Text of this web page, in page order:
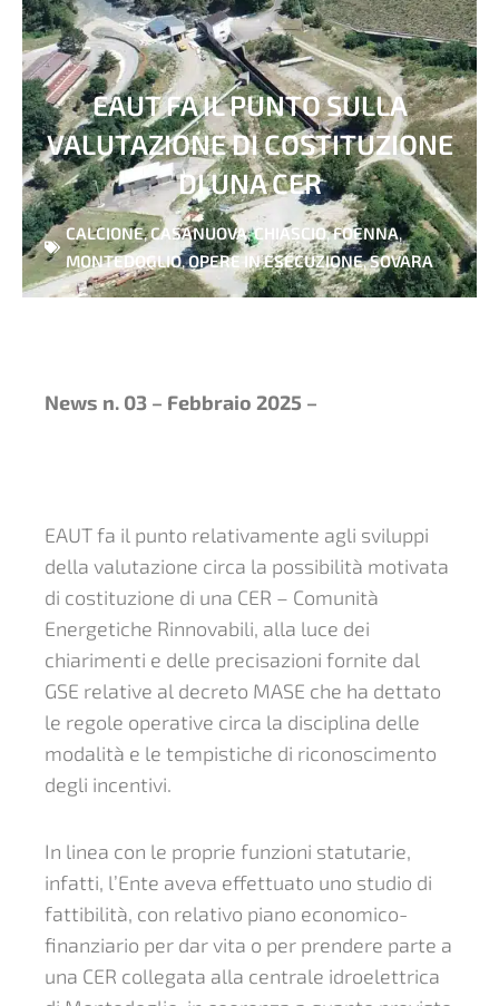
EAUT FA IL PUNTO SULLA
VALUTAZIONE DI COSTITUZIONE
DI UNA CER
CALCIONE,CASANUOVA,CHIASCIO,FOENNA,
MONTEDOGLIO,OPERE IN ESECUZIONE,SOVARA
News n. 03 – Febbraio 2025 –
EAUT fa il punto relativamente agli sviluppi
della valutazione circa la possibilità motivata
di costituzione di una CER – Comunità
Energetiche Rinnovabili, alla luce dei
chiarimenti e delle precisazioni fornite dal
GSE relative al decreto MASE che ha dettato
le regole operative circa la disciplina delle
modalità e le tempistiche di riconoscimento
degli incentivi.
In linea con le proprie funzioni statutarie,
infatti, l’Ente aveva effettuato uno studio di
fattibilità, con relativo piano economico-
finanziario per dar vita o per prendere parte a
una CER collegata alla centrale idroelettrica